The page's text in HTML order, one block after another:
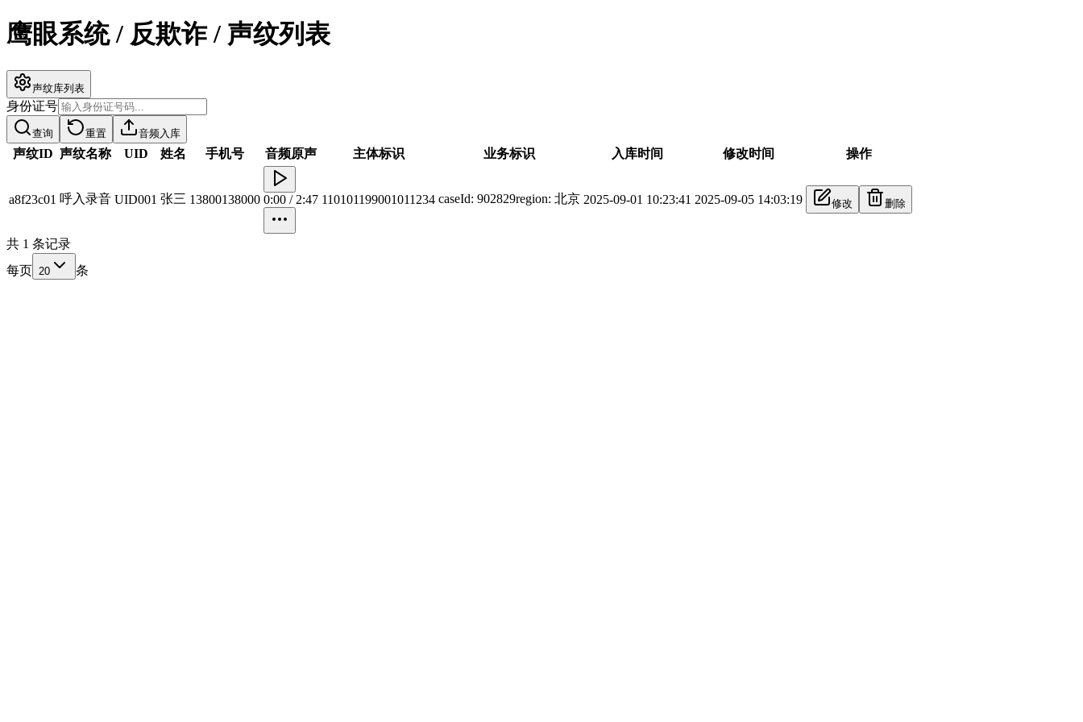
鹰眼系统 / 反欺诈 / 声纹列表
声纹库列表
身份证号
查询 重置 音频入库
声纹ID 声纹名称 UID 姓名 手机号 音频原声 主体标识 业务标识 入库时间 修改时间 操作
a8f23c01 呼入录音 UID001 张三 13800138000 0:00 / 2:47 110101199001011234 caseId: 902829region: 北京 2025-09-01 10:23:41 2025-09-05 14:03:19 修改 删除
共 1 条记录
每页 20 条